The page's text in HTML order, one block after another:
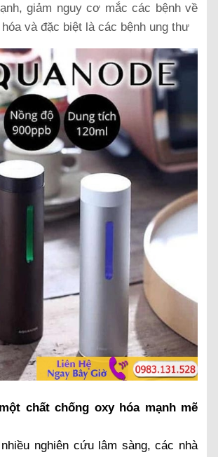
giảm nguy cơ mắc các bệnh về
và đặc biệt là các bệnh ung thư
chất chống oxy hóa mạnh mẽ
nghiên cứu lâm sàng, các nhà